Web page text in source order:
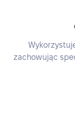
zachowując